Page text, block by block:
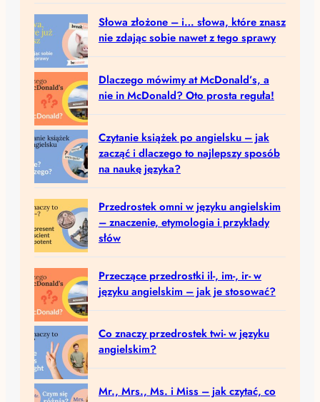
Słowa złożone – i… słowa, które znasz
nie zdając sobie nawet z tego sprawy
Dlaczego mówimy at McDonald’s, a
nie in McDonald? Oto prosta reguła!
Czytanie książek po angielsku – jak
zacząć i dlaczego to najlepszy sposób
na naukę języka?
Przedrostek omni w języku angielskim
– znaczenie, etymologia i przykłady
słów
Przeczące przedrostki il-, im-, ir- w
języku angielskim – jak je stosować?
Co znaczy przedrostek twi- w języku
angielskim?
Mr., Mrs., Ms. i Miss – jak czytać, co